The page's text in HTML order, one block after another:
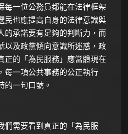
每一位公務員都能在法律框架
民也應提高自身的法律意識與
的承諾要有足夠的判斷力，而
以及政黨傾向意識所迷惑，政
正的「為民服務」應當體現在
每一項公共事務的公正執行
的一句口號。
們需要看到真正的「為民服